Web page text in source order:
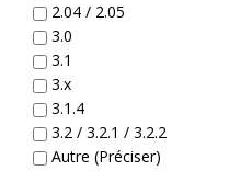
2.04 / 2.05
3.0
3.1
3.x
3.1.4
3.2 / 3.2.1 / 3.2.2
Autre (Préciser)